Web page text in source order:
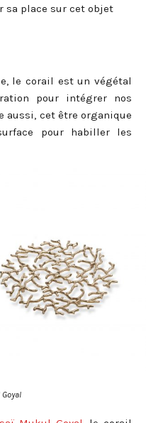
sa place sur cet objet
le corail est un végétal
pour intégrer nos
aussi, cet être organique
pour habiller les